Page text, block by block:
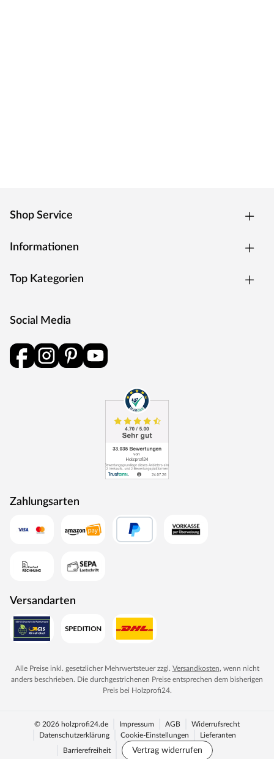
Shop Service
Informationen
Top Kategorien
Social Media
Zahlungsarten
Versandarten
Alle Preise inkl. gesetzlicher Mehrwertsteuer zzgl. Versandkosten, wenn nicht
anders beschrieben. Die durchgestrichenen Preise entsprechen dem bisherigen
Preis bei Holzprofi24.
© 2026 holzprofi24.de Impressum AGB
Widerrufsrecht
Datenschutzerklärung
Cookie-Einstellungen Lieferanten
Barrierefreiheit Vertrag widerrufen